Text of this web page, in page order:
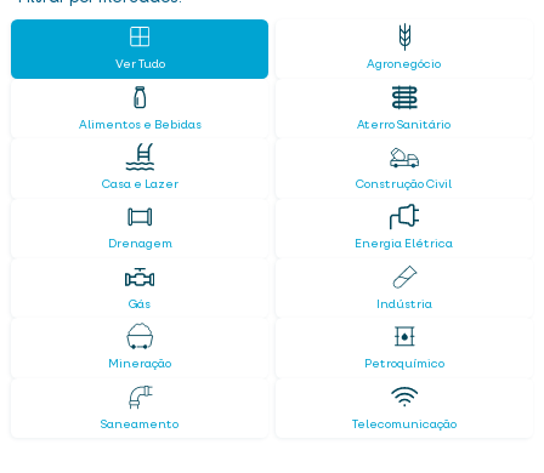
Ver Tudo Agronegócio
Alimentos e Bebidas Aterro Sanitário
Casa e Lazer Construção Civil
Drenagem Energia Elétrica
Gás Indústria
Mineração Petroquímico
Saneamento Telecomunicação